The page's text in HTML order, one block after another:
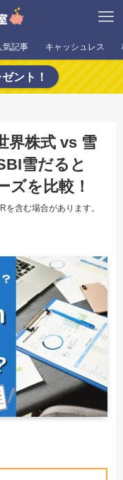
気記事 キャッシュレス
ント！
界株式 vs 雪
雪だると
ズを比較！
を含む場合があります。